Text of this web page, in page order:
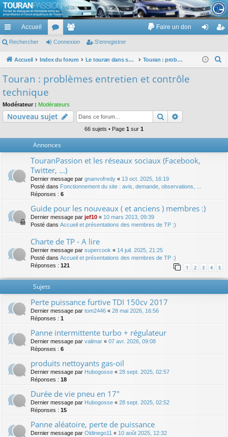
TouranPassion
Le forum des propriétaires ou futurs acquéreurs du Volkswagen Touran
cc
ès
pi
de
Accueil
or
u
e
m
Faire un don
ne nr
Rechercher Connexion S’enregistrer
Accueil Index du forum Le touran dans ses versions I (V1 V2 V3) et II ... Touran : problèmes entretien et contrôle technique
h
Touran : problèmes entretien et contrôle
technique
Modérateur : Modérateurs
Nouveau sujet Rechercher
66 sujets • Page 1 sur 1
Annonces
TouranPassion et les réseaux sociaux (Facebook,
Twitter, ...)
Dernier message par gnanvofredy « 13 oct. 2025, 16:19
Posté dans Fonctionnement du site : avis, demande, observations, ...
Réponses : 6
Guide pour les nouveaux ( et anciens ) membres :)
Dernier message par jef10 « 10 mars 2013, 09:39
Posté dans Accueil et présentations des membres de TP :)
Charte de TP - A lire
Dernier message par supercook « 14 juil. 2025, 21:25
Posté dans Accueil et présentations des membres de TP :)
Réponses : 121 1 2 3 4 5
Sujets
Perte puissance furtive TDI 150cv 2017
Dernier message par tom2446 « 28 mai 2026, 16:56
Réponses : 1
Panne intermittente turbo + régulateur
Dernier message par valimar « 07 avr. 2026, 09:08
Réponses : 6
produits nettoyants gas-oil
Dernier message par Hubogosse « 28 sept. 2025, 02:57
Réponses : 18
Durée de vie pneu en 17"
Dernier message par Hubogosse « 28 sept. 2025, 02:52
Réponses : 15
Panne aléatoire, perte de puissance
Dernier message par Oldinego11 « 10 août 2025, 12:32